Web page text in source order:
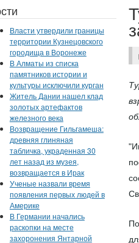
Власти утвердили границы
территории Кузнецовского
городища в Воронеже
В Алматы из списка
памятников истории и
культуры исключили курган
Житель Дании нашел клад
золотых артефактов
железного века
Возвращение Гильгамеша:
древняя глиняная
табличка, украденная 30
лет назад из музея,
возвращается в Ирак
Ученые назвали время
появления первых людей в
Америке
В Германии начались
раскопки на месте
захоронения Янтарной